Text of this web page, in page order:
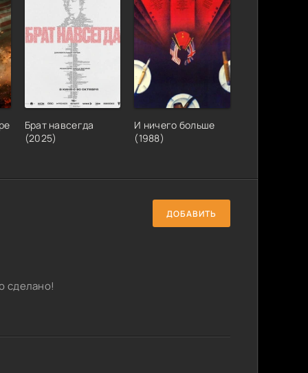
Брат навсегда
(2025)
И ничего больше
(1988)
ДОБАВИТЬ
сделано!